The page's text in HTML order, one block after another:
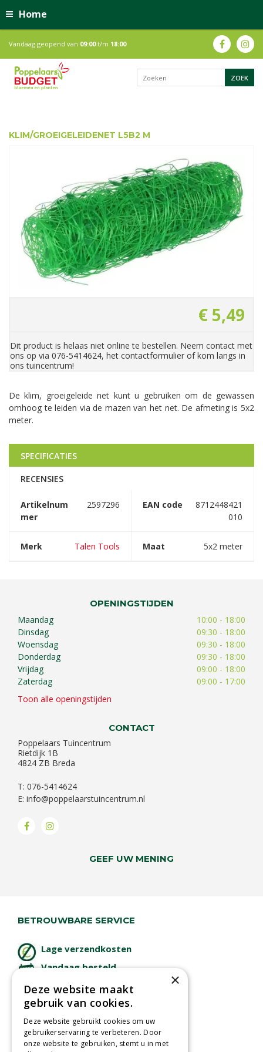
Home
Vandaag geopend van 09:00t/m 18:00
KLIM/GROEIGELEIDENET L5B2 M
€ 5,49
Dit product is helaas niet online te bestellen. Neem contact met
ons op via 076-5414624, het contactformulier of kom langs in
ons tuincentrum!
De klim, groeigeleide net kunt u gebruiken om de gewassen
omhoog te leiden via de mazen van het net. De afmeting is 5x2
meter.
SPECIFICATIES
RECENSIES
Artikelnum
mer
2597296 EAN code
8712448421
010
Merk Talen Tools Maat 5x2 meter
OPENINGSTIJDEN
Maandag
10:00 - 18:00
Dinsdag
09:30 - 18:00
Woensdag
09:30 - 18:00
Donderdag
09:30 - 18:00
Vrijdag
09:00 - 18:00
Zaterdag
09:00 - 17:00
Toon alle openingstijden
CONTACT
Poppelaars Tuincentrum
Rietdijk 1B
4824 ZB Breda
T: 076-5414624
E: info@poppelaarstuincentrum.nl
GEEF UW MENING
BETROUWBARE SERVICE
Lage verzendkosten
Vandaag besteld
Afhalen in tuincentrum
Betaal veilig
met iDeal - Wero
×
Deze website maakt
gebruik van cookies.
Deze website gebruikt cookies om uw
gebruikerservaring te verbeteren. Door
onze website te gebruiken, stemt u in met